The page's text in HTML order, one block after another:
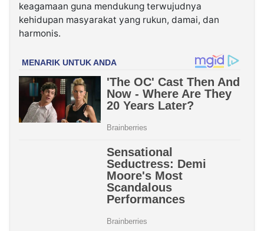
keagamaan guna mendukung terwujudnya
kehidupan masyarakat yang rukun, damai, dan
harmonis.